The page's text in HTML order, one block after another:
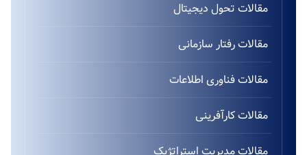
مقالات تحول دیجیتال
مقالات رفتار سازمانی
مقالات فناوری اطلاعات
مقالات کارآفرینی
مقالات مدیریت استراتژیک